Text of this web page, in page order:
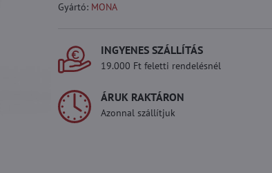
Gyártó: MONA
INGYENES SZÁLLÍTÁS
19.000 Ft feletti rendelésnél
ÁRUK RAKTÁRON
Azonnal szállítjuk